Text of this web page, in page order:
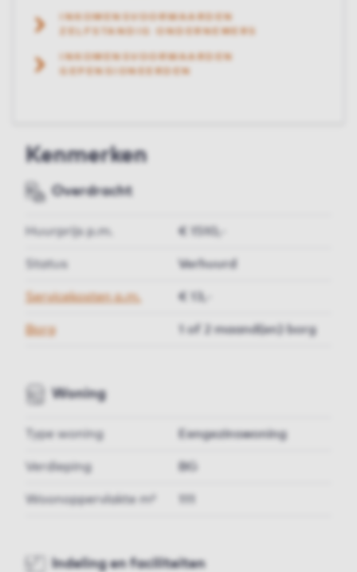
INKOMENSVOORWAARDEN
ZELFSTANDIG ONDERNEMERS
INKOMENSVOORWAARDEN
GEPENSIONEERDEN
Kenmerken
Overdracht
Huurprijs p.m. € 1510,-
Status Verhuurd
Servicekosten p.m. € 13,-
Borg 1 of 2 maand(en) borg
Woning
Type woning Eengezinswoning
Verdieping BG
Woonoppervlakte m²
Indeling en faciliteiten